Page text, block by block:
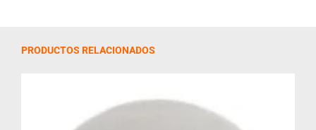
PRODUCTOS RELACIONADOS